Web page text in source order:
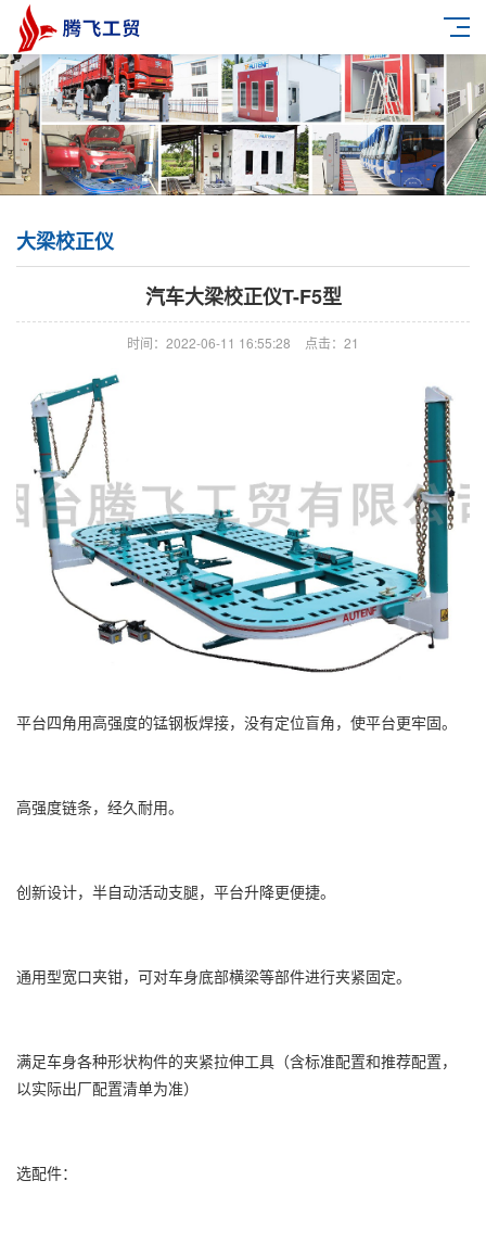
大梁校正仪
汽车大梁校正仪T-F5型
时间：2022-06-11 16:55:28 点击：21
平台四角用高强度的锰钢板焊接，没有定位盲角，使平台更牢固。
高强度链条，经久耐用。
创新设计，半自动活动支腿，平台升降更便捷。
通用型宽口夹钳，可对车身底部横梁等部件进行夹紧固定。
满足车身各种形状构件的夹紧拉伸工具（含标准配置和推荐配置，
以实际出厂配置清单为准）
选配件：